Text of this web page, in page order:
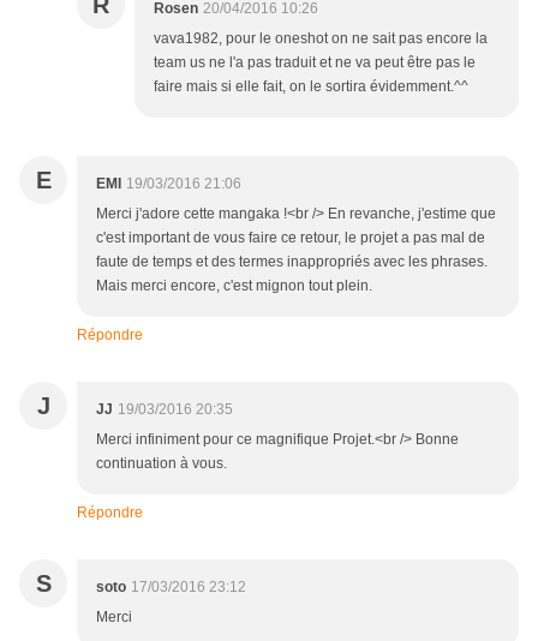
Rosen 20/04/2016 10:26
vava1982, pour le oneshot on ne sait pas encore la
team us ne l'a pas traduit et ne va peut être pas le
faire mais si elle fait, on le sortira évidemment.^^
E EMI
19/03/2016 21:06
Merci j'adore cette mangaka !<br /> En revanche, j'estime que
c'est important de vous faire ce retour, le projet a pas mal de
faute de temps et des termes inappropriés avec les phrases.
Mais merci encore, c'est mignon tout plein.
Répondre
J JJ 19/03/2016 20:35
Merci infiniment pour ce magnifique Projet.<br /> Bonne
continuation à vous.
Répondre
S soto 17/03/2016 23:12
Merci